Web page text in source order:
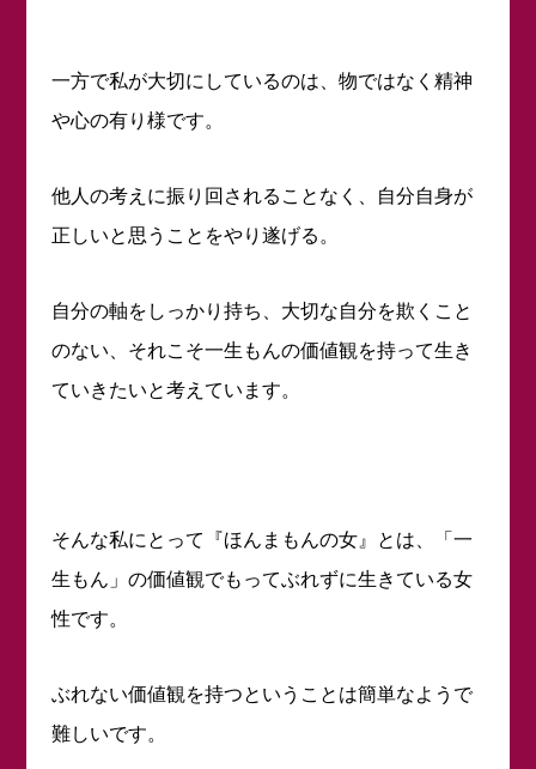
一方で私が大切にしているのは、物ではなく精神
や心の有り様です。
他人の考えに振り回されることなく、自分自身が
正しいと思うことをやり遂げる。
自分の軸をしっかり持ち、大切な自分を欺くこと
のない、それこそ一生もんの価値観を持って生き
ていきたいと考えています。
そんな私にとって『ほんまもんの女』とは、「一
生もん」の価値観でもってぶれずに生きている女
性です。
ぶれない価値観を持つということは簡単なようで
難しいです。